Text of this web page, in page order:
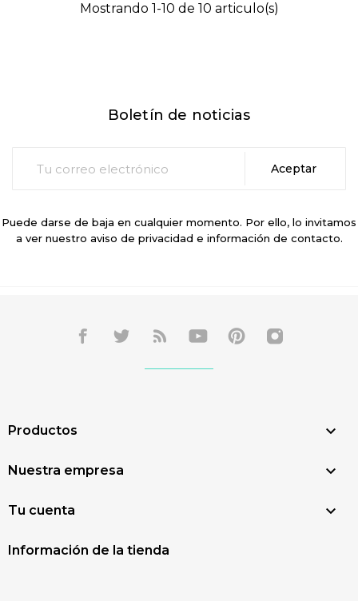
Mostrando 1-10 de 10 articulo(s)
Boletín de noticias
Puede darse de baja en cualquier momento. Por ello, lo invitamos
a ver nuestro aviso de privacidad e información de contacto.
Productos 
Nuestra empresa 
Tu cuenta 
Información de la tienda